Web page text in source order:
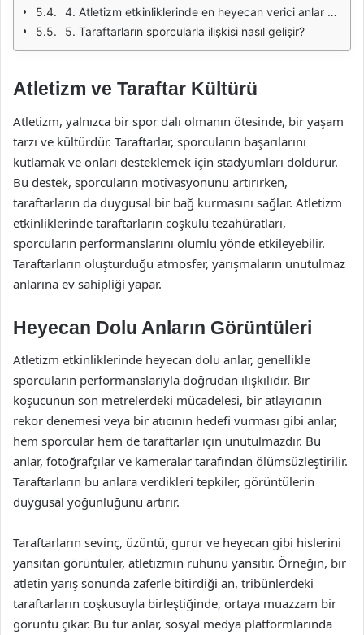
4. Atletizm etkinliklerinde en heyecan verici anlar hangileridir?
5. Taraftarların sporcularla ilişkisi nasıl gelişir?
Atletizm ve Taraftar Kültürü
Atletizm, yalnızca bir spor dalı olmanın ötesinde, bir yaşam
tarzı ve kültürdür. Taraftarlar, sporcuların başarılarını
kutlamak ve onları desteklemek için stadyumları doldurur.
Bu destek, sporcuların motivasyonunu artırırken,
taraftarların da duygusal bir bağ kurmasını sağlar. Atletizm
etkinliklerinde taraftarların coşkulu tezahüratları,
sporcuların performanslarını olumlu yönde etkileyebilir.
Taraftarların oluşturduğu atmosfer, yarışmaların unutulmaz
anlarına ev sahipliği yapar.
Heyecan Dolu Anların Görüntüleri
Atletizm etkinliklerinde heyecan dolu anlar, genellikle
sporcuların performanslarıyla doğrudan ilişkilidir. Bir
koşucunun son metrelerdeki mücadelesi, bir atlayıcının
rekor denemesi veya bir atıcının hedefi vurması gibi anlar,
hem sporcular hem de taraftarlar için unutulmazdır. Bu
anlar, fotoğrafçılar ve kameralar tarafından ölümsüzleştirilir.
Taraftarların bu anlara verdikleri tepkiler, görüntülerin
duygusal yoğunluğunu artırır.
Taraftarların sevinç, üzüntü, gurur ve heyecan gibi hislerini
yansıtan görüntüler, atletizmin ruhunu yansıtır. Örneğin, bir
atletin yarış sonunda zaferle bitirdiği an, tribünlerdeki
taraftarların coşkusuyla birleştiğinde, ortaya muazzam bir
görüntü çıkar. Bu tür anlar, sosyal medya platformlarında